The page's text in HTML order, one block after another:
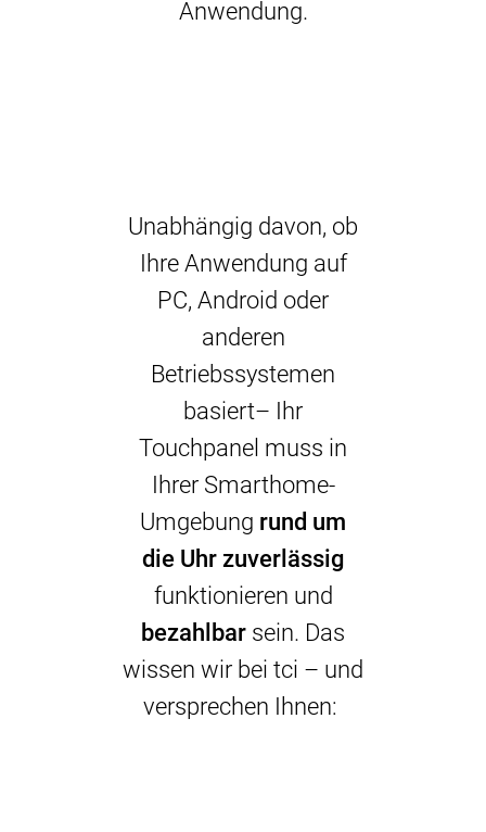
Anwendung.
Unabhängig davon, ob
Ihre Anwendung auf
PC, Android oder
anderen
Betriebssystemen
basiert– Ihr
Touchpanel muss in
Ihrer Smarthome-
Umgebung rund um
die Uhr zuverlässig
funktionieren und
bezahlbar sein. Das
wissen wir bei tci – und
versprechen Ihnen: